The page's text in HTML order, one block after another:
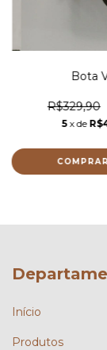
Bota
R$329,90
5 x de
COMPRAR
Início
Produtos